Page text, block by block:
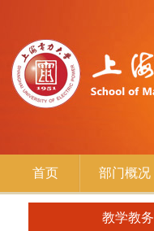
首页 部门概况
教学教务